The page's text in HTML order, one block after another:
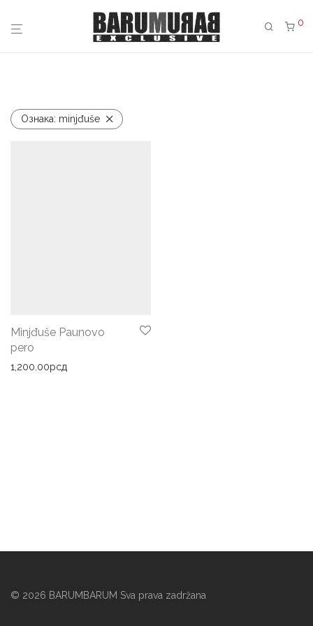
0
Ознака: minjđuše
Minjđuše Paunovo
pero
1,200.00рсд
© 2026 BARUMBARUM Sva prava zadržana